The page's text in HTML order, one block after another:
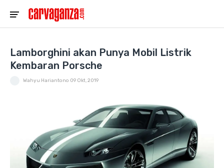
Lamborghini akan Punya Mobil Listrik
Kembaran Porsche
Wahyu Hariantono 09 Okt, 2019